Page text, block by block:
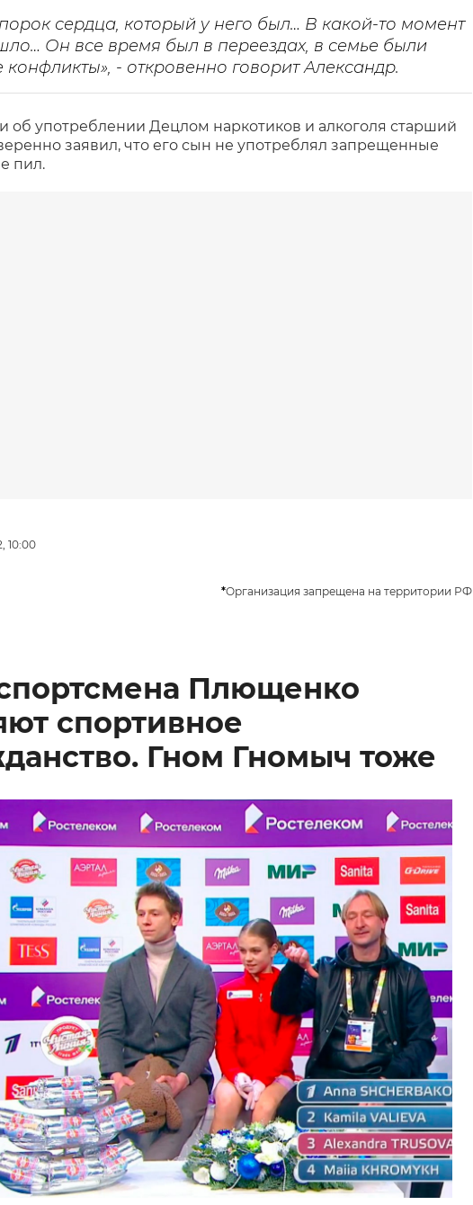
сердца, который у него был… В какой-то момент
Он все время был в переездах, в семье были
конфликты», - откровенно говорит Александр.
об употреблении Децлом наркотиков и алкоголя старший
заявил, что его сын не употреблял запрещенные
пил.
10:00
*Организация запрещена на территории РФ
Плющенко
спортивное
Гном Гномыч тоже